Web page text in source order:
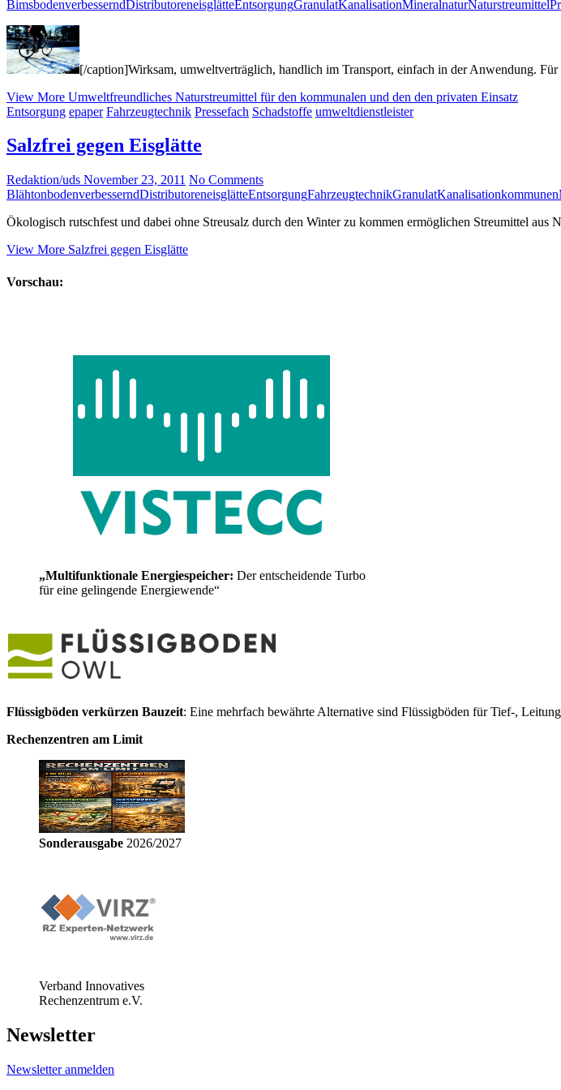
BimsbodenverbesserndDistributoreneisglätteEntsorgungGranulatKanalisationMineralnaturNaturstreumittel
[/caption]Wirksam, umweltverträglich, handlich im Transport, einfach in der Anwendung.
View More Umweltfreundliches Naturstreumittel für den kommunalen und den den privaten Einsatz
Entsorgung epaper Fahrzeugtechnik Pressefach Schadstoffe umweltdienstleister
Salzfrei gegen Eisglätte
Redaktion/uds November 23, 2011 No Comments
BlähtonbodenverbesserndDistributoreneisglätteEntsorgungFahrzeugtechnikGranulatKanalisationkommunen
Ökologisch rutschfest und dabei ohne Streusalz durch den Winter zu kommen ermöglichen Streumittel
View More Salzfrei gegen Eisglätte
Vorschau:
„Multifunktionale Energiespeicher: Der entscheidende Turbo
für eine gelingende Energiewende“
Flüssigböden verkürzen Bauzeit: Eine mehrfach bewährte Alternative sind Flüssigböden für Tief-,
Rechenzentren am Limit
Sonderausgabe 2026/2027
Verband Innovatives
Rechenzentrum e.V.
Newsletter
Newsletter anmelden